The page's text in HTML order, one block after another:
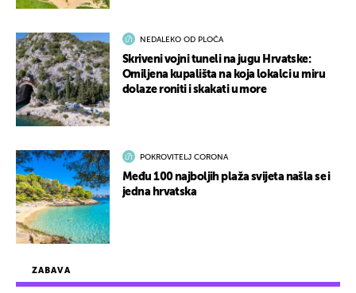
ZABAVA
NEDALEKO OD PLOČA
Skriveni vojni tuneli na jugu Hrvatske:
Omiljena kupališta na koja lokalci u miru
dolaze roniti i skakati u more
POKROVITELJ CORONA
Među 100 najboljih plaža svijeta našla se i
jedna hrvatska